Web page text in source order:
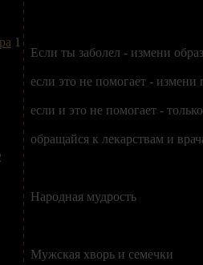
1
Если ты заболел - измени
если это не помогает - измени
если и это не помогает -
обращайся к лекарствам и
Народная мудрость
Мужская хворь и семечки